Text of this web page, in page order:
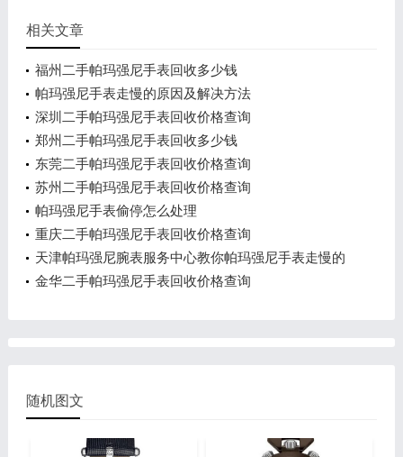
相关文章
福州二手帕玛强尼手表回收多少钱
帕玛强尼手表走慢的原因及解决方法
深圳二手帕玛强尼手表回收价格查询
郑州二手帕玛强尼手表回收多少钱
东莞二手帕玛强尼手表回收价格查询
苏州二手帕玛强尼手表回收价格查询
帕玛强尼手表偷停怎么处理
重庆二手帕玛强尼手表回收价格查询
天津帕玛强尼腕表服务中心教你帕玛强尼手表走慢的
处理方法
金华二手帕玛强尼手表回收价格查询
随机图文